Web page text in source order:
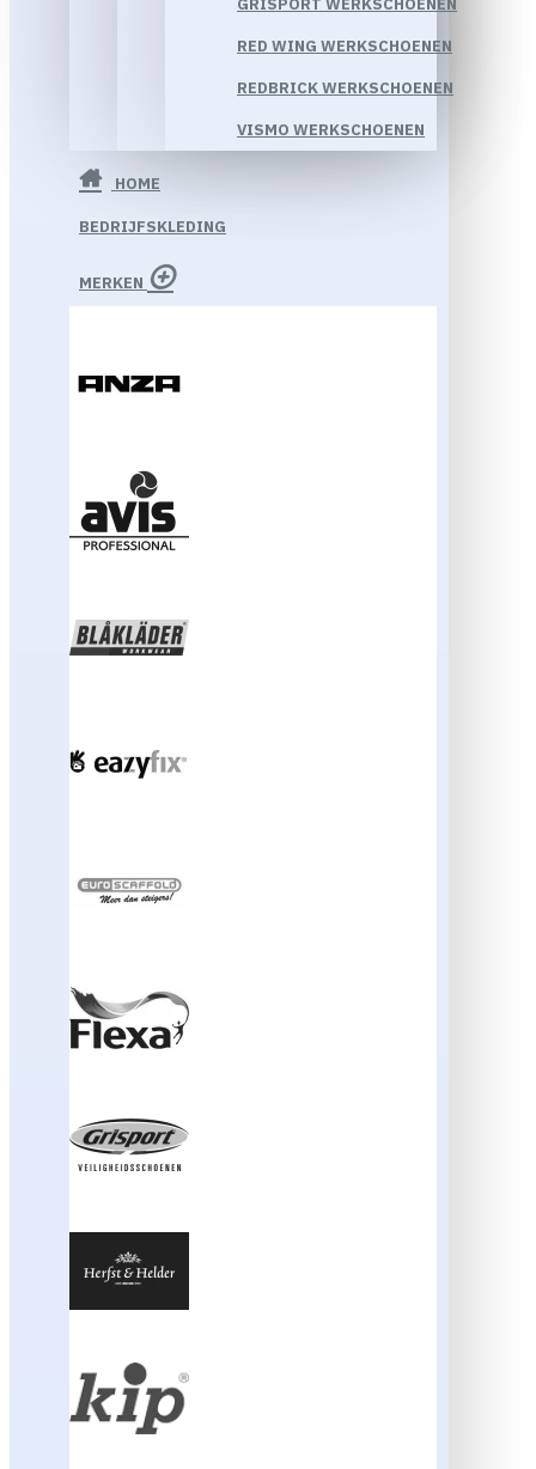
GRISPORT WERKSCHOENEN
RED WING WERKSCHOENEN
REDBRICK WERKSCHOENEN
VISMO WERKSCHOENEN
HOME
BEDRIJFSKLEDING
MERKEN